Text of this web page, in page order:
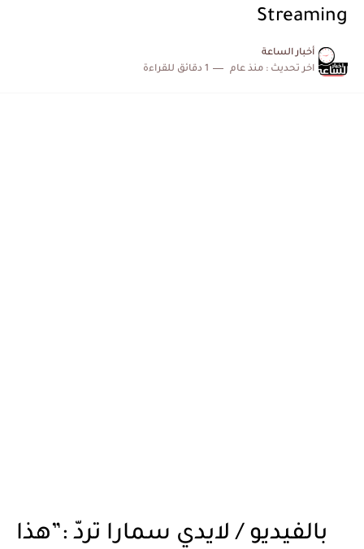
Streaming
أخبار الساعة
اخر تحديث : منذ عام 1 دقائق للقراءة
بالفيديو / لايدي سمارا تردّ :”هذا